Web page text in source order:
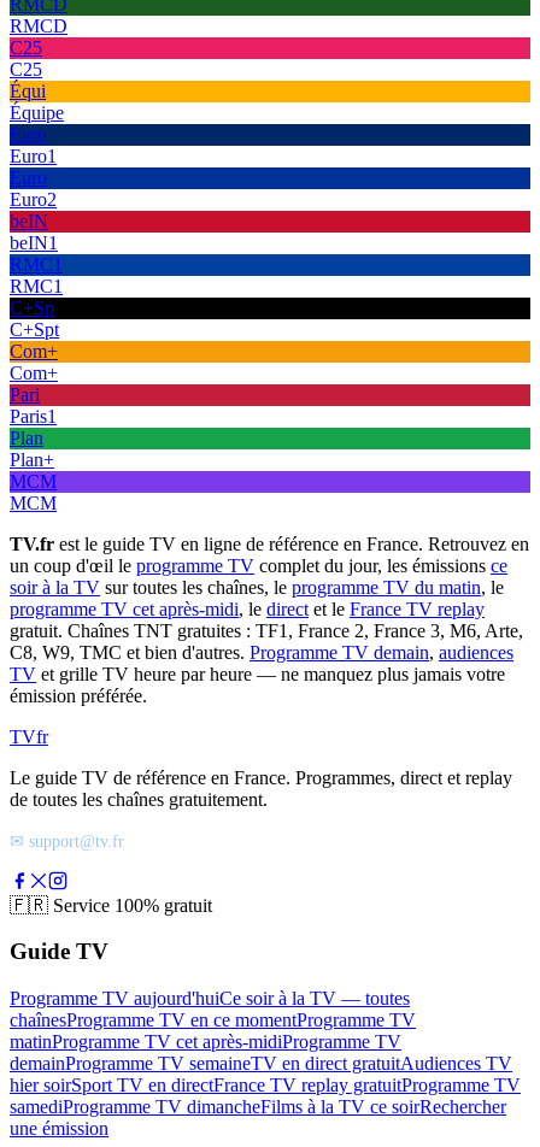
RMCD
C25
C25
Équi
Équipe
Euro
Euro1
Euro
Euro2
beIN
beIN1
RMC1
RMC1
C+Sp
C+Spt
Com+
Com+
Pari
Paris1
Plan
Plan+
MCM
MCM
TV.fr est le guide TV en ligne de référence en France. Retrouvez en
un coup d'œil le programme TV complet du jour, les émissions ce
soir à la TV sur toutes les chaînes, le programme TV du matin, le
programme TV cet après-midi, le direct et le France TV replay
gratuit. Chaînes TNT gratuites : TF1, France 2, France 3, M6, Arte,
C8, W9, TMC et bien d'autres. Programme TV demain, audiences
TV et grille TV heure par heure — ne manquez plus jamais votre
émission préférée.
TVfr
Le guide TV de référence en France. Programmes, direct et replay
de toutes les chaînes gratuitement.
✉ support@tv.fr
🇫🇷 Service 100% gratuit
Guide TV
Programme TV aujourd'huiCe soir à la TV — toutes
chaînesProgramme TV en ce momentProgramme TV
matinProgramme TV cet après-midiProgramme TV
demainProgramme TV semaineTV en direct gratuitAudiences TV
hier soirSport TV en directFrance TV replay gratuitProgramme TV
samediProgramme TV dimancheFilms à la TV ce soirRechercher
une émission